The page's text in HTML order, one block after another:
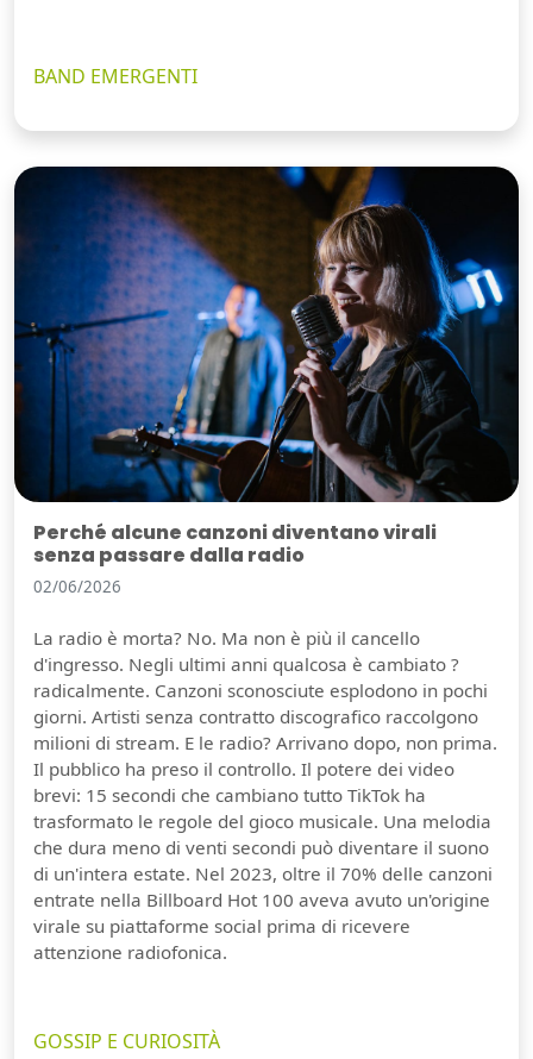
BAND EMERGENTI
Perché alcune canzoni diventano virali
senza passare dalla radio
02/06/2026
La radio è morta? No. Ma non è più il cancello
d'ingresso. Negli ultimi anni qualcosa è cambiato ?
radicalmente. Canzoni sconosciute esplodono in pochi
giorni. Artisti senza contratto discografico raccolgono
milioni di stream. E le radio? Arrivano dopo, non prima.
Il pubblico ha preso il controllo. Il potere dei video
brevi: 15 secondi che cambiano tutto TikTok ha
trasformato le regole del gioco musicale. Una melodia
che dura meno di venti secondi può diventare il suono
di un'intera estate. Nel 2023, oltre il 70% delle canzoni
entrate nella Billboard Hot 100 aveva avuto un'origine
virale su piattaforme social prima di ricevere
attenzione radiofonica.
GOSSIP E CURIOSITÀ